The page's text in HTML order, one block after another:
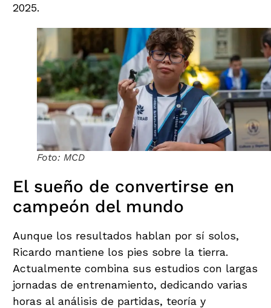
2025.
Foto: MCD
El sueño de convertirse en
campeón del mundo
Aunque los resultados hablan por sí solos,
Ricardo mantiene los pies sobre la tierra.
Actualmente combina sus estudios con largas
jornadas de entrenamiento, dedicando varias
horas al análisis de partidas, teoría y